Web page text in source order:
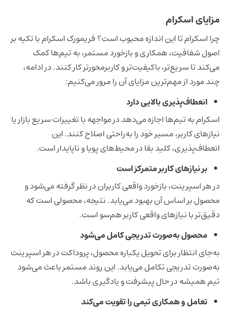
مزایای اسکرام
چرا اسکرام تا این اندازه محبوب است؟ فریمورک اسکرام با تکیه بر
اصول شفافیت، همکاری و بازخورد مستمر، به تیم‌ها کمک
می‌کند تا سریع‌تر، باکیفیت‌تر و کاربرمحورتر کار کنند. در ادامه،
چند مورد از مهم‌ترین مزایای آن را مرور می‌کنیم:
انعطاف‌پذیری بالایی دارد
اسکرام به تیم‌ها اجازه می‌دهد در مواجهه با تغییرات سریع بازار یا
نیازهای کاربر، مسیر خود را به‌راحتی اصلاح کنند. این
انعطاف‌پذیری، کلید بقا در محیط‌های پویا و ناپایدار است.
بر نیازهای کاربر متمرکز است
در هر اسپرینت، بازخورد واقعی کاربران در نظر گرفته می‌شود و
محصول بر اساس آن بهبود می‌یابد. نتیجه، محصولی است که
دقیق‌تر با نیازهای واقعی کاربر هم‌سو است.
محصول به‌صورت تدریجی کامل می‌شود
به‌جای انتظار برای تحویل یکباره محصول، پروداکت در هر اسپرینت
به‌صورت تدریجی تکامل می‌یابد. این روند مستمر باعث می‌شود
تیم همیشه در حال پیشرفت و یادگیری باشد.
تعامل و همکاری تیمی را تقویت می‌کند